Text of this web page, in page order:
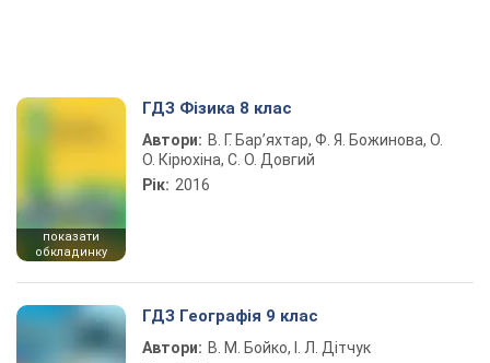
показати
обкладинку
ГДЗ Фізика 8 клас
Автори: В. Г. Бар’яхтар, Ф. Я. Божинова, О.
О. Кірюхіна, С. О. Довгий
Рік: 2016
ГДЗ Географія 9 клас
Автори: В. М. Бойко, І. Л. Дітчук